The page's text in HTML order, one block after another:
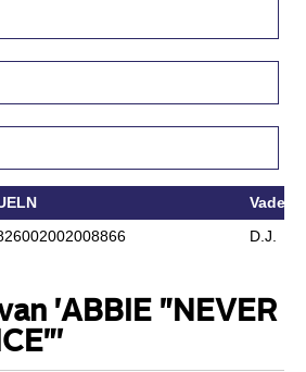
Vader
D.J.
'ABBIE "NEVER